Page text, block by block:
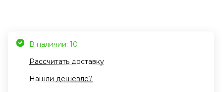
В наличии: 10
Рассчитать доставку
Нашли дешевле?